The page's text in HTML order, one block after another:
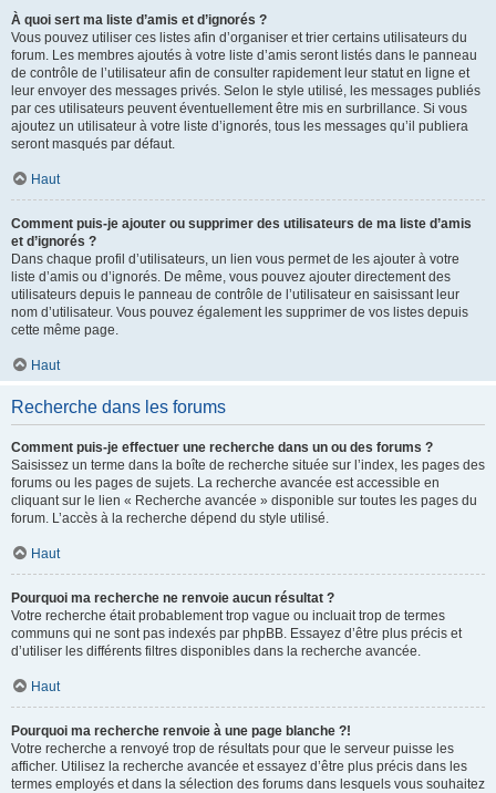
À quoi sert ma liste d’amis et d’ignorés ?
Vous pouvez utiliser ces listes afin d’organiser et trier certains utilisateurs du
forum. Les membres ajoutés à votre liste d’amis seront listés dans le panneau
de contrôle de l’utilisateur afin de consulter rapidement leur statut en ligne et
leur envoyer des messages privés. Selon le style utilisé, les messages publiés
par ces utilisateurs peuvent éventuellement être mis en surbrillance. Si vous
ajoutez un utilisateur à votre liste d’ignorés, tous les messages qu’il publiera
seront masqués par défaut.
Haut
Comment puis-je ajouter ou supprimer des utilisateurs de ma liste d’amis
et d’ignorés ?
Dans chaque profil d’utilisateurs, un lien vous permet de les ajouter à votre
liste d’amis ou d’ignorés. De même, vous pouvez ajouter directement des
utilisateurs depuis le panneau de contrôle de l’utilisateur en saisissant leur
nom d’utilisateur. Vous pouvez également les supprimer de vos listes depuis
cette même page.
Haut
Recherche dans les forums
Comment puis-je effectuer une recherche dans un ou des forums ?
Saisissez un terme dans la boîte de recherche située sur l’index, les pages des
forums ou les pages de sujets. La recherche avancée est accessible en
cliquant sur le lien « Recherche avancée » disponible sur toutes les pages du
forum. L’accès à la recherche dépend du style utilisé.
Haut
Pourquoi ma recherche ne renvoie aucun résultat ?
Votre recherche était probablement trop vague ou incluait trop de termes
communs qui ne sont pas indexés par phpBB. Essayez d’être plus précis et
d’utiliser les différents filtres disponibles dans la recherche avancée.
Haut
Pourquoi ma recherche renvoie à une page blanche ?!
Votre recherche a renvoyé trop de résultats pour que le serveur puisse les
afficher. Utilisez la recherche avancée et essayez d’être plus précis dans les
termes employés et dans la sélection des forums dans lesquels vous souhaitez